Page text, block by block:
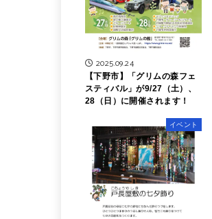
2025.09.24
【下野市】「グリムの森フェ
スティバル」が9/27（土）、
28（日）に開催されます！
イベント